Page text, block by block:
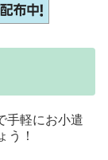
手軽にお小遣
う！